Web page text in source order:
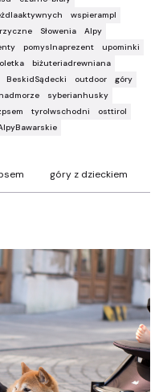
wspierampl
Słowenia
Alpy
pomyslnaprezent
upominki
biżuteriadrewniana
BeskidSądecki outdoor
góry
syberianhusky
tyrolwschodni
osttirol
góry z dzieckiem